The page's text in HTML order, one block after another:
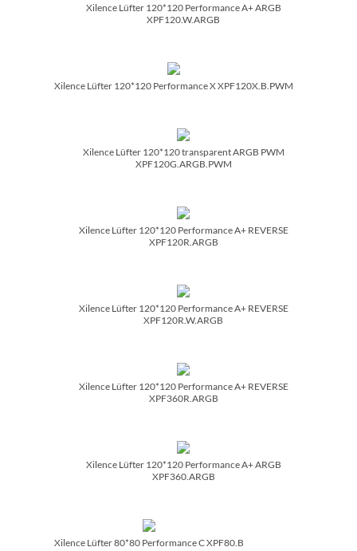
Xilence Lüfter 120*120 Performance A+ ARGB
XPF120.W.ARGB
Xilence Lüfter 120*120 Performance X XPF120X.B.PWM
Xilence Lüfter 120*120 transparent ARGB PWM
XPF120G.ARGB.PWM
Xilence Lüfter 120*120 Performance A+ REVERSE
XPF120R.ARGB
Xilence Lüfter 120*120 Performance A+ REVERSE
XPF120R.W.ARGB
Xilence Lüfter 120*120 Performance A+ REVERSE
XPF360R.ARGB
Xilence Lüfter 120*120 Performance A+ ARGB
XPF360.ARGB
Xilence Lüfter 80*80 Performance C XPF80.B